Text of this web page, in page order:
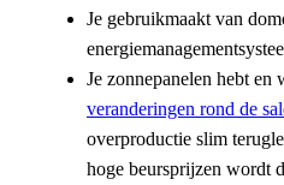
Je gebruikmaakt van
Je zonnepanelen hebt
veranderingen rond de
overproductie slim
hoge beursprijzen wordt